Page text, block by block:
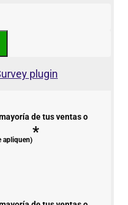
plugin
de tus ventas o
apliquen)*